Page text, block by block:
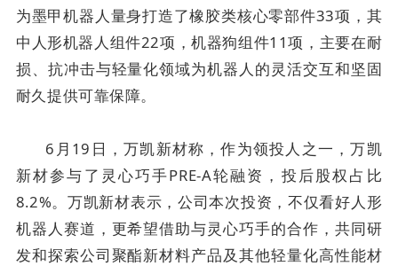
为墨甲机器人量身打造了橡胶类核心零部件33项，其
中人形机器人组件22项，机器狗组件11项，主要在耐
损、抗冲击与轻量化领域为机器人的灵活交互和坚固
耐久提供可靠保障。
6月19日，万凯新材称，作为领投人之一，万凯
新材参与了灵心巧手PRE-A轮融资，投后股权占比
8.2%。万凯新材表示，公司本次投资，不仅看好人形
机器人赛道，更希望借助与灵心巧手的合作，共同研
发和探索公司聚酯新材料产品及其他轻量化高性能材